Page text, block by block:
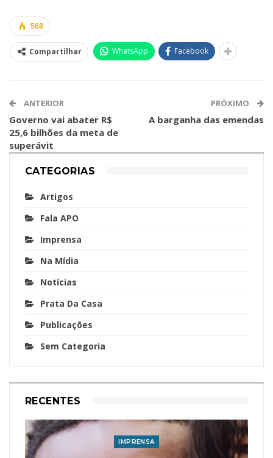
568
Compartilhar WhatsApp Facebook
ANTERIOR
Governo vai abater R$
25,6 bilhões da meta de
superávit
PRÓXIMO
A barganha das emendas
CATEGORIAS
Artigos
Fala APO
Imprensa
Na Mídia
Notícias
Prata Da Casa
Publicações
Sem Categoria
RECENTES
IMPRENSA